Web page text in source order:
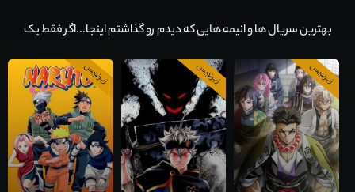
بهترین سریال ها و انیمه هایی که دیدم رو گذاشتم اینجا...اگر فقط یک
زیرنویس
فصل 4
قسمت 8 آخر
زیرنویس فصل 1 آخر
زیرنویس